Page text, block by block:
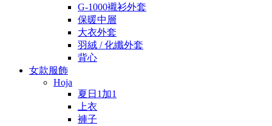
G-1000襯衫外套
保暖中層
大衣外套
羽絨 / 化纖外套
背心
女款服飾
Hoja
夏日1加1
上衣
褲子